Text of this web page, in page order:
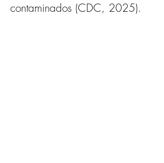
contaminados (CDC, 2025).